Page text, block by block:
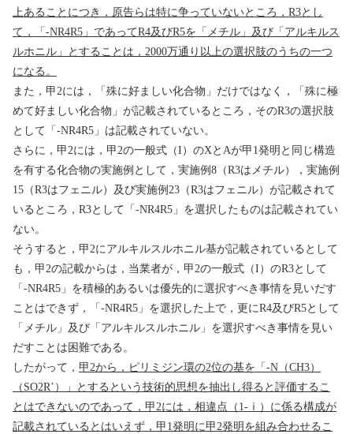
上あることにつき，原告らは特に争っていないところ， R3とし
て，「 -NR4R5 」であってR4及びR5を「メチル」及び「アルキルス
ルホニル」とすることは， 2000万通り以上の選択肢のうちの一つ
になる。
また，甲2には，「殊に好ましい化合物」だけではなく，「殊に極
めて好ましい化合物」が記載されているところ，そのR3の選択肢
として「 -NR4R5 」は記載されていない。
さらに，甲2には，甲2の一般式（I ）のXと Aが甲 1発明と同じ構造
を有する化合物の実施例として，実施例 8 （R3はメチル），実施例
15 （R3はフェニル）及び実施例 23 （R3はフェニル）が記載されて
いるところ， R3として「 -NR4R5 」を選択したものは記載されてい
ない。
そうすると，甲2にアルキルスルホニル基が記載されているとして
も，甲2の記載からは，当業者が，甲2の一般式（I ）のR3として
「 -NR4R5 」を積極的あるいは優先的に選択すべき事情を見いだす
ことはできず，「 -NR4R5 」を選択した上で，更にR4及びR5として
「メチル」及び「アルキルスルホニル」を選択すべき事情を見い
だすことは困難である。
したがって， 甲2から，ピリミジン環の2位の基を「 -N （CH3）
（ SO2R’ ）」とするという技術的思想を抽出し得ると評価するこ
とはできないのであって，甲2には，相違点（ 1- ⅰ ）に係る構成が
記載されているとはいえず，甲 1発明に甲2発明を組み合わせるこ